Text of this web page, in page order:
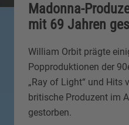
Madonna-
mit 69 Jahren
William Orbit prägte
Popproduktionen der
„Ray of Light“ und Hits
britische Produzent im
gestorben.